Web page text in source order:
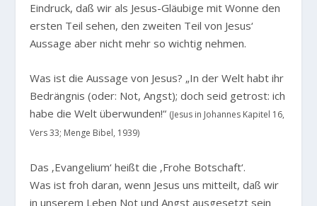
Eindruck, daß wir als Jesus-Gläubige mit Wonne den
ersten Teil sehen, den zweiten Teil von Jesus‘
Aussage aber nicht mehr so wichtig nehmen.
Was ist die Aussage von Jesus? „In der Welt habt ihr
Bedrängnis (oder: Not, Angst); doch seid getrost: ich
habe die Welt überwunden!“ (Jesus in Johannes Kapitel 16,
Vers 33; Menge Bibel, 1939)
Das ‚Evangelium‘ heißt die ‚Frohe Botschaft‘.
Was ist froh daran, wenn Jesus uns mitteilt, daß wir
in unserem Leben Not und Angst ausgesetzt sein